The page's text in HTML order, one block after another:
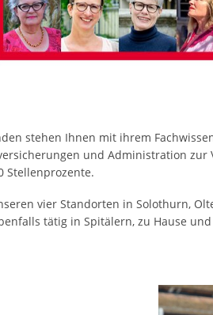
stehen Ihnen mit ihrem
und Administration zur
Stellenprozente.
vier Standorten in Solothurn,
tätig in Spitälern, zu Hause